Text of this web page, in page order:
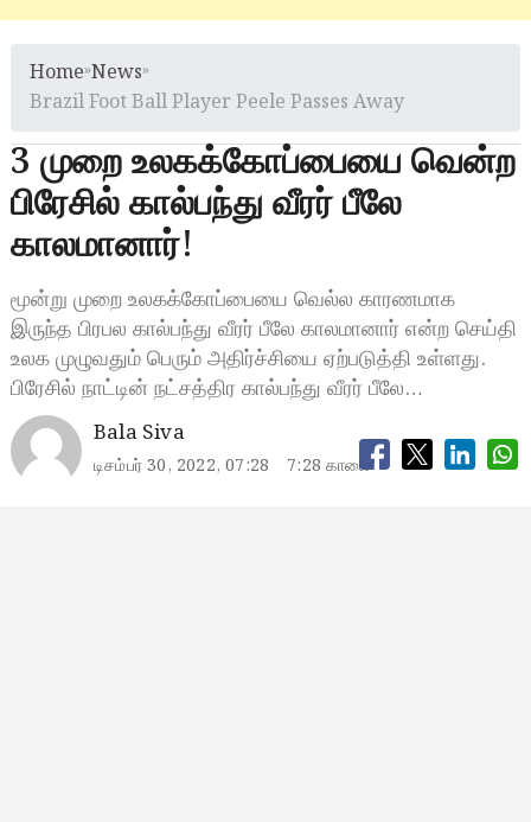
Home»News»
Brazil Foot Ball Player Peele Passes Away
3 முறை உலகக்கோப்பையை வென்ற
பிரேசில் கால்பந்து வீரர் பீலே
காலமானார்!
மூன்று முறை உலகக்கோப்பையை வெல்ல காரணமாக
இருந்த பிரபல கால்பந்து வீரர் பீலே காலமானார் என்ற செய்தி
உலக முழுவதும் பெரும் அதிர்ச்சியை ஏற்படுத்தி உள்ளது.
பிரேசில் நாட்டின் நட்சத்திர கால்பந்து வீரர் பீலே…
Bala Siva
டிசம்பர் 30, 2022, 07:28 7:28 காலை